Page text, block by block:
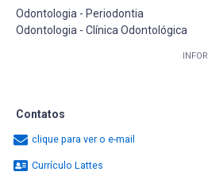
Odontologia - Periodontia
Odontologia - Clínica Odontológica
Contatos
clique para ver o e-mail
Currículo Lattes